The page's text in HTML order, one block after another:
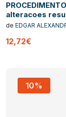
alteracoes
de EDGAR
12,72€
10%